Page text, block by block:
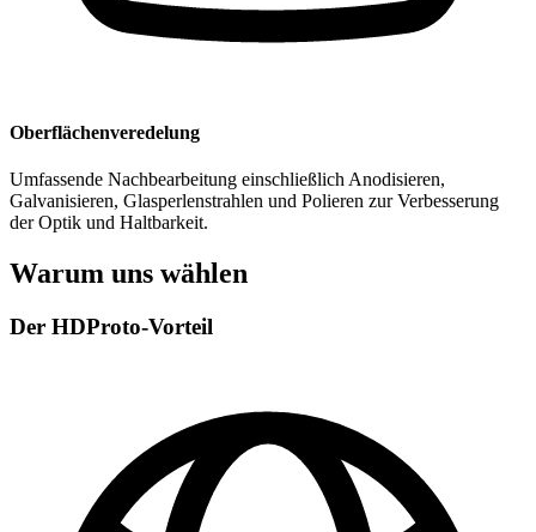
Oberflächenveredelung
Umfassende Nachbearbeitung einschließlich Anodisieren,
Galvanisieren, Glasperlenstrahlen und Polieren zur Verbesserung
der Optik und Haltbarkeit.
Warum uns wählen
Der HDProto-Vorteil